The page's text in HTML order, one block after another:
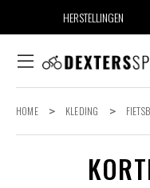
HERSTELLINGEN
HOME > KLEDING >